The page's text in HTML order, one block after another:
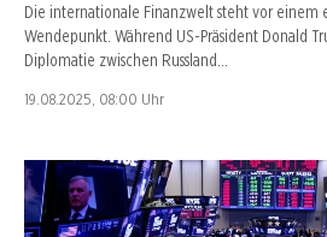
Die internationale Finanzwelt steht vor einem
Wendepunkt. Während US-Präsident Donald
Diplomatie zwischen Russland…
19.08.2025, 08:00 Uhr